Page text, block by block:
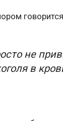
говорится
не
в